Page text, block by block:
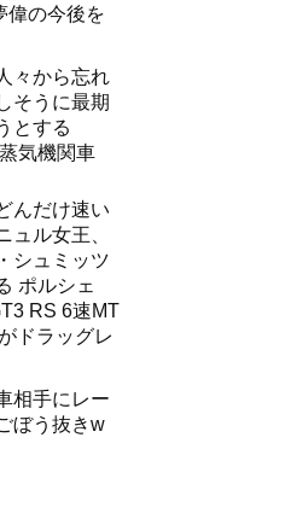
偉の今後を
々から忘れ
そうに最期
とする
気機関車
んだけ速い
ュル女王、
シュミッツ
ポルシェ
RS 6速MT
ドラッグレ
相手にレー
ぼう抜きw